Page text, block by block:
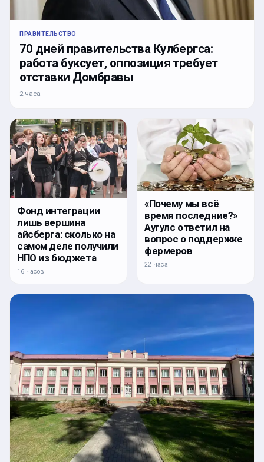
ПРАВИТЕЛЬСТВО
70 дней правительства Кулбергса:
работа буксует, оппозиция требует
отставки Домбравы
2 часа
Фонд интеграции
лишь вершина
айсберга: сколько на
самом деле получили
НПО из бюджета
16 часов
«Почему мы всё
время последние?»
Аугулс ответил на
вопрос о поддержке
фермеров
22 часа